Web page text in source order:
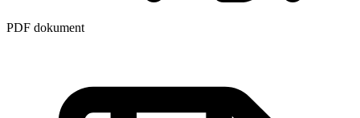
PDF dokument